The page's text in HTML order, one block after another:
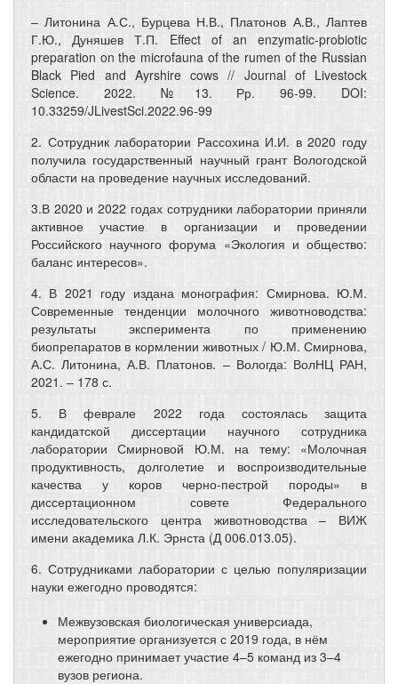
– Литонина А.С., Бурцева Н.В., Платонов А.В., Лаптев
Г.Ю., Дуняшев Т.П. Effect of an enzymatic-probiotic
preparation on the microfauna of the rumen of the Russian
Black Pied and Ayrshire cows // Journal of Livestock
Science. 2022. №13. Рр. 96-99. DOI:
10.33259/JLivestSci.2022.96-99
2. Сотрудник лаборатории Рассохина И.И. в 2020 году
получила государственный научный грант Вологодской
области на проведение научных исследований.
3.В 2020 и 2022 годах сотрудники лаборатории приняли
активное участие в организации и проведении
Российского научного форума «Экология и общество:
баланс интересов».
4. В 2021 году издана монография: Смирнова. Ю.М.
Современные тенденции молочного животноводства:
результаты эксперимента по применению
биопрепаратов в кормлении животных / Ю.М. Смирнова,
А.С. Литонина, А.В. Платонов. – Вологда: ВолНЦ РАН,
2021. – 178 с.
5. В феврале 2022 года состоялась защита
кандидатской диссертации научного сотрудника
лаборатории Смирновой Ю.М. на тему: «Молочная
продуктивность, долголетие и воспроизводительные
качества у коров черно-пестрой породы» в
диссертационном совете Федерального
исследовательского центра животноводства – ВИЖ
имени академика Л.К. Эрнста (Д 006.013.05).
6. Сотрудниками лаборатории с целью популяризации
науки ежегодно проводятся:
Межвузовская биологическая универсиада,
мероприятие организуется с 2019 года, в нём
ежегодно принимает участие 4–5 команд из 3–4
вузов региона.